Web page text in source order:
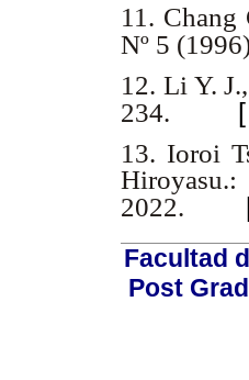
11. Chang
Nº 5
12. Li Y.
234.
[
13. Ioroi
2022.
Facultad
Post